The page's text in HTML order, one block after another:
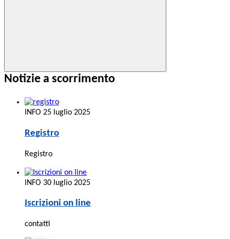
Notizie a scorrimento
INFO 25 luglio 2025
Registro
Registro
INFO 30 luglio 2025
Iscrizioni on line
contatti